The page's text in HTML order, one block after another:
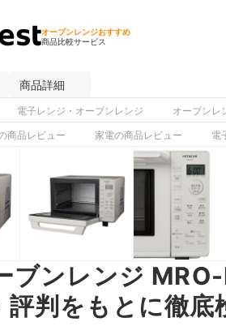
オーブンレンジおすすめ
商品比較サービス
商品詳細
電子レンジ・オーブンレンジ オーブンレ
商品レビュー 家電の商品レビュー 電
ブンレンジ
評判をもとに徹底